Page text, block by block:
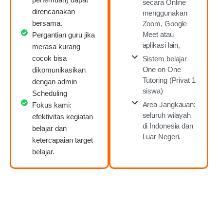
direncanakan
bersama.
Pergantian guru jika
merasa kurang
cocok bisa
dikomunikasikan
dengan admin
Scheduling
Fokus kami:
efektivitas kegiatan
belajar dan
ketercapaian target
belajar.
secara Online
menggunakan
Zoom, Google
Meet atau
aplikasi lain,
Sistem belajar
One on One
Tutoring (Privat 1
siswa)
Area Jangkauan:
seluruh wilayah
di Indonesia dan
Luar Negeri.